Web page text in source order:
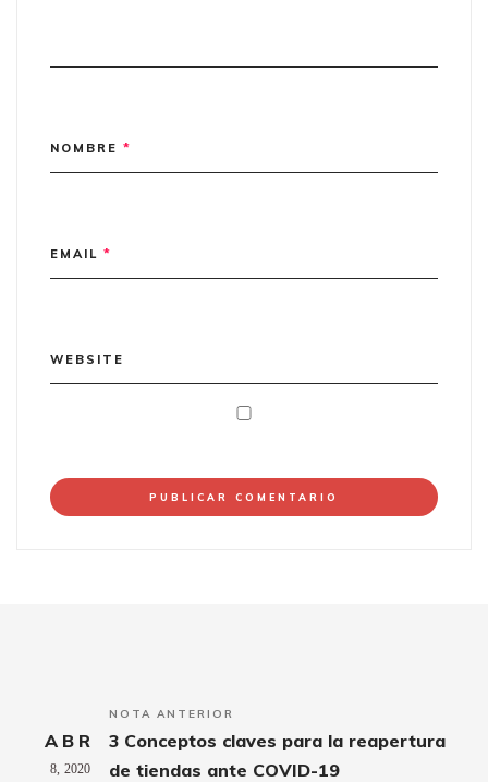
NOMBRE *
EMAIL *
WEBSITE
NOTA ANTERIOR
ABR
8, 2020
3 Conceptos claves para la reapertura
de tiendas ante COVID-19